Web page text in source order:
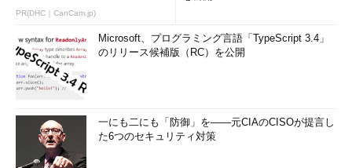
PR(DHC｜CanCam.jp)
Microsoft、プログラミング言語「TypeScript 3.4」
のリリース候補版（RC）を公開
一にも二にも「防御」を――元CIAのCISOが提言し
た6つのセキュリティ対策